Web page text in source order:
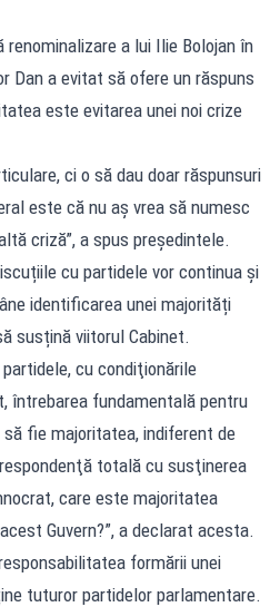
a lui Ilie Bolojan în
Dan a evitat să ofere un răspuns
este evitarea unei noi crize
ci o să dau doar răspunsuri
este că nu aş vrea să numesc
criză”, a spus președintele.
cu partidele vor continua și
identificarea unei majorități
susțină viitorul Cabinet.
cu condiţionările
întrebarea fundamentală pentru
fie majoritatea, indiferent de
totală cu susţinerea
care este majoritatea
Guvern?”, a declarat acesta.
formării unei
tuturor partidelor parlamentare.